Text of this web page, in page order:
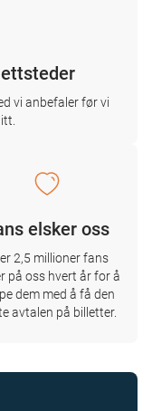
vi anbefaler før vi
elsker oss
2,5 millioner fans
på oss hvert år for å
dem med å få den
avtalen på billetter.